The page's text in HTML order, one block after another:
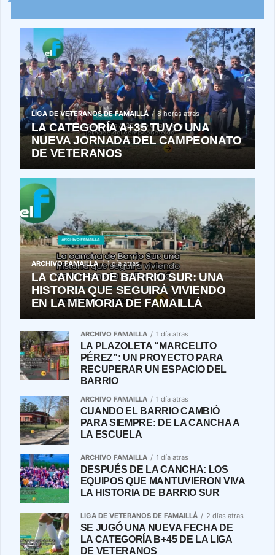
LIGA DE VETERANOS DE FAMAILLÁ 8 horas atras
LA CATEGORÍA A+35 TUVO UNA
NUEVA JORNADA DEL CAMPEONATO
DE VETERANOS
ARCHIVO FAMAILLA 1 día atras
LA CANCHA DE BARRIO SUR: UNA
HISTORIA QUE SEGUIRÁ VIVIENDO
EN LA MEMORIA DE FAMAILLÁ
ARCHIVO FAMAILLA 1 día atras
LA PLAZOLETA “MARCELITO
PÉREZ”: UN PROYECTO PARA
RECUPERAR UN ESPACIO DEL
BARRIO
ARCHIVO FAMAILLA 1 día atras
CUANDO EL BARRIO CAMBIÓ
PARA SIEMPRE: DE LA CANCHA A
LA ESCUELA
ARCHIVO FAMAILLA 1 día atras
DESPUÉS DE LA CANCHA: LOS
EQUIPOS QUE MANTUVIERON VIVA
LA HISTORIA DE BARRIO SUR
LIGA DE VETERANOS DE FAMAILLÁ 2 días atras
SE JUGÓ UNA NUEVA FECHA DE
LA CATEGORÍA B+45 DE LA LIGA
DE VETERANOS